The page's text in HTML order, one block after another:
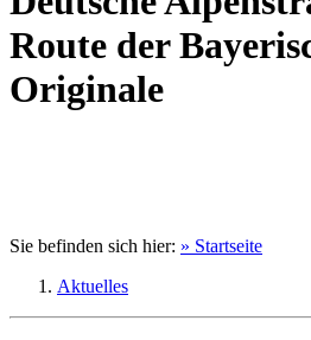
Route der
Originale
Sie befinden sich hier: » Startseite
Aktuelles